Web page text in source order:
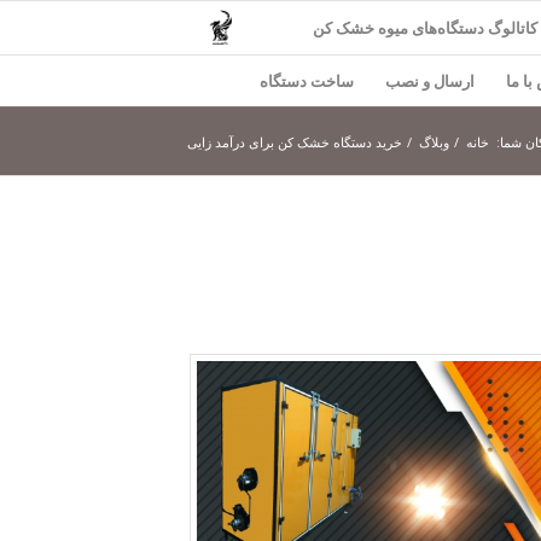
کاتالوگ دستگاه‌های میوه خشک کن
ما ارسال و نصب ساخت دستگاه
شما: خانه / وبلاگ / خرید دستگاه خشک کن برای درآمد زایی